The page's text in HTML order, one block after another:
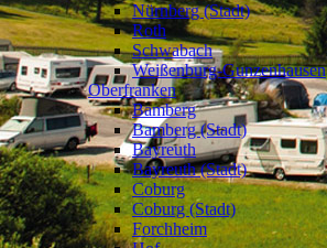
Nürnberg (Stadt)
Roth
Schwabach
Weißenburg-Gunzenhausen
Oberfranken
Bamberg
Bamberg (Stadt)
Bayreuth
Bayreuth (Stadt)
Coburg
Coburg (Stadt)
Forchheim